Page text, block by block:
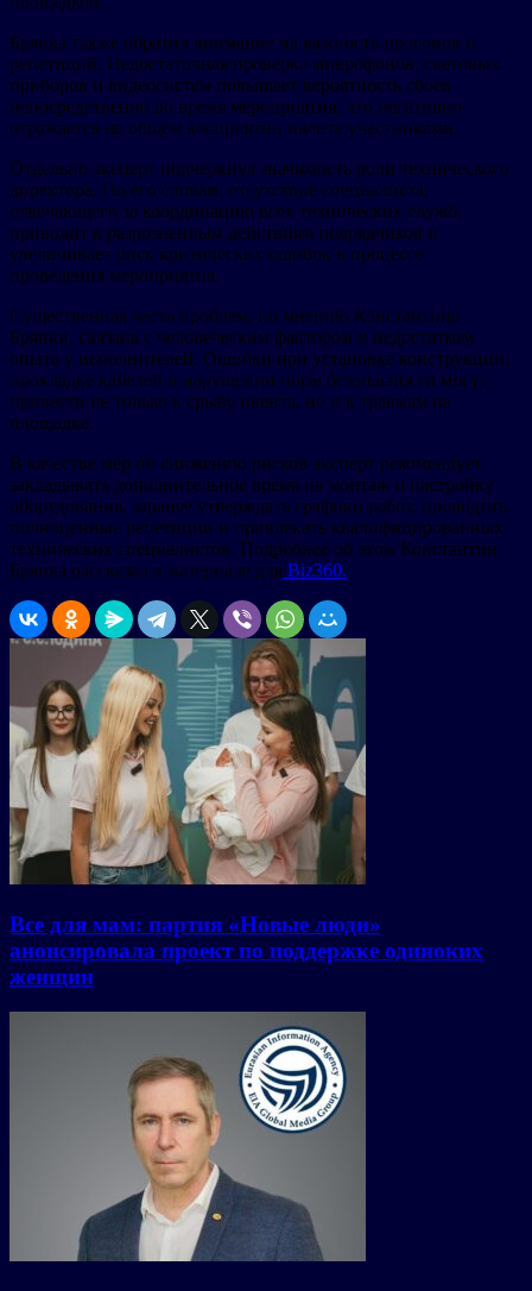
Брянка также обратил внимание на важность прогонов и
репетиций. Недостаточная проверка микрофонов, световых
приборов и видеосистем повышает вероятность сбоев
непосредственно во время мероприятия, что негативно
отражается на общем восприятии ивента участниками.
Отдельно эксперт подчеркнул значимость роли технического
директора. По его словам, отсутствие специалиста,
отвечающего за координацию всех технических служб,
приводит к разрозненным действиям подрядчиков и
увеличивает риск критических ошибок в процессе
проведения мероприятия.
Существенная часть проблем, по мнению Константина
Брянки, связана с человеческим фактором и недостатком
опыта у исполнителей. Ошибки при установке конструкций,
прокладке кабелей и нарушении норм безопасности могут
привести не только к срыву ивента, но и к травмам на
площадке.
В качестве мер по снижению рисков эксперт рекомендует
закладывать дополнительное время на монтаж и настройку
оборудования, заранее утверждать графики работ, проводить
полноценные репетиции и привлекать квалифицированных
технических специалистов. Подробнее об этом Константин
Брянка рассказал в материале для Biz360.
Все для мам: партия «Новые люди»
анонсировала проект по поддержке одиноких
женщин